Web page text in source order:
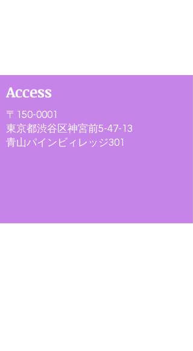
Access
〒150-0001
東京都渋谷区神宮前5-47-13
​青山パインビィレッジ301